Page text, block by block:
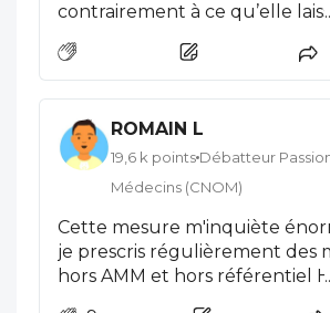
contrairement à ce qu’elle
«&nbsp;économique&nbsp;»
instance qui perd toute sa
économies en santé, en
règles établies, en crachant
plus sur le corps médical. J’espère qu’ils
de décision unilatérales et
qui ne font en bout de chaîne
pénaliser les patients. et Je
vont également contrôler les
ROMAIN L
19,6 k points Débatteur
Médecins (CNOM)
Cette mesure m'inquiète
je prescris régulièrement des
hors AMM et hors référentiel